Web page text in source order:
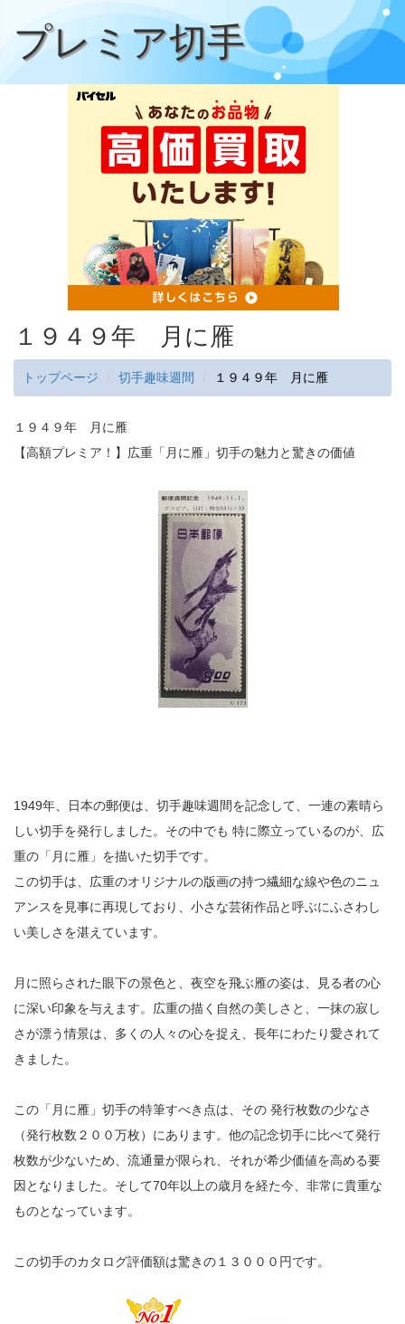
プレミア切手
１９４９年 月に雁
トップページ 切手趣味週間 １９４９年 月に雁
１９４９年 月に雁
【高額プレミア！】広重「月に雁」切手の魅力と驚きの価値
1949年、日本の郵便は、切手趣味週間を記念して、一連の素晴ら
しい切手を発行しました。その中でも 特に際立っているのが、広
重の「月に雁」を描いた切手です。
この切手は、広重のオリジナルの版画の持つ繊細な線や色のニュ
アンスを見事に再現しており、小さな芸術作品と呼ぶにふさわし
い美しさを湛えています。
月に照らされた眼下の景色と、夜空を飛ぶ雁の姿は、見る者の心
に深い印象を与えます。広重の描く自然の美しさと、一抹の寂し
さが漂う情景は、多くの人々の心を捉え、長年にわたり愛されて
きました。
この「月に雁」切手の特筆すべき点は、その 発行枚数の少なさ
（発行枚数２００万枚）にあります。他の記念切手に比べて発行
枚数が少ないため、流通量が限られ、それが希少価値を高める要
因となりました。そして70年以上の歳月を経た今、非常に貴重な
ものとなっています。
この切手のカタログ評価額は驚きの１３０００円です。